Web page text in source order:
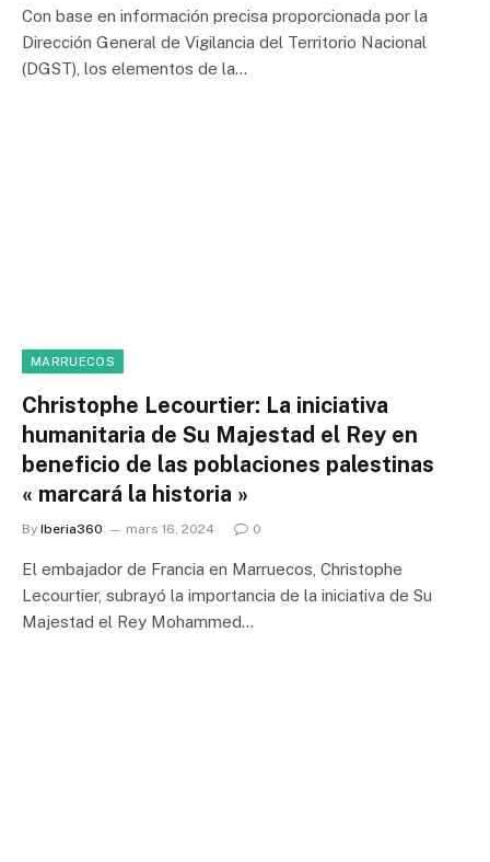
Con base en información precisa proporcionada por la
Dirección General de Vigilancia del Territorio Nacional
(DGST), los elementos de la…
MARRUECOS
Christophe Lecourtier: La iniciativa
humanitaria de Su Majestad el Rey en
beneficio de las poblaciones palestinas
« marcará la historia »
By Iberia360 mars 16, 2024 0
El embajador de Francia en Marruecos, Christophe
Lecourtier, subrayó la importancia de la iniciativa de Su
Majestad el Rey Mohammed…